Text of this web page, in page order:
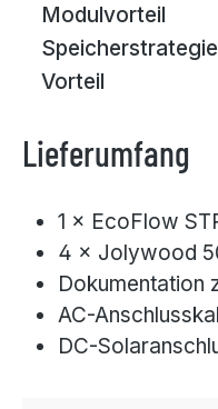
Modulvorteil
Speicherstrategie
Vorteil
Lieferumfang
1 × EcoFlow
4 × Jolywood
Dokumentation
AC-
DC-